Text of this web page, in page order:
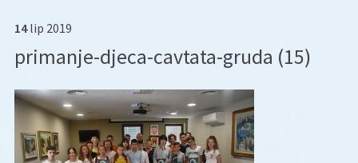
14 lip 2019
primanje-djeca-cavtata-gruda (15)